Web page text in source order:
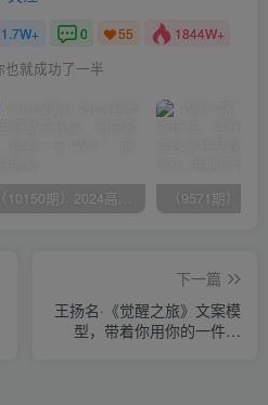
1.7W+ 0 55 1844W+
也就成功了一半
（10150期）2024高考项目野路子玩法，无限裂变，最高一天1W＋！
下一篇
王扬名·《觉醒之旅》文案模
型，​带着你用你的一件小